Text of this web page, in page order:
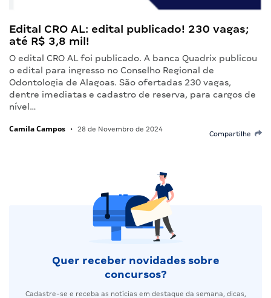
Edital CRO AL: edital publicado! 230 vagas;
até R$ 3,8 mil!
O edital CRO AL foi publicado. A banca Quadrix publicou
o edital para ingresso no Conselho Regional de
Odontologia de Alagoas. São ofertadas 230 vagas,
dentre imediatas e cadastro de reserva, para cargos de
nível…
Camila Campos • 28 de Novembro de 2024
Compartilhe
Quer receber novidades sobre
concursos?
Cadastre-se e receba as notícias em destaque da semana, dicas,